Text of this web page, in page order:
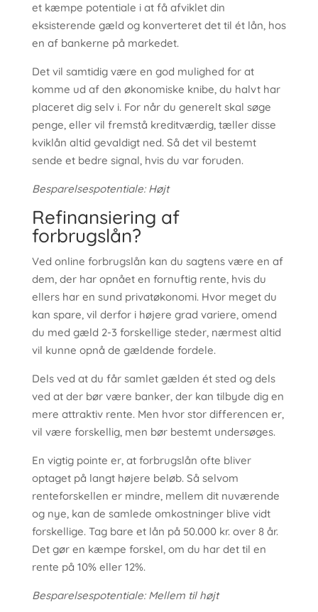
et kæmpe potentiale i at få afviklet din
eksisterende gæld og konverteret det til ét lån, hos
en af bankerne på markedet.
Det vil samtidig være en god mulighed for at
komme ud af den økonomiske knibe, du halvt har
placeret dig selv i. For når du generelt skal søge
penge, eller vil fremstå kreditværdig, tæller disse
kviklån altid gevaldigt ned. Så det vil bestemt
sende et bedre signal, hvis du var foruden.
Besparelsespotentiale: Højt
Refinansiering af
forbrugslån?
Ved online forbrugslån kan du sagtens være en af
dem, der har opnået en fornuftig rente, hvis du
ellers har en sund privatøkonomi. Hvor meget du
kan spare, vil derfor i højere grad variere, omend
du med gæld 2-3 forskellige steder, nærmest altid
vil kunne opnå de gældende fordele.
Dels ved at du får samlet gælden ét sted og dels
ved at der bør være banker, der kan tilbyde dig en
mere attraktiv rente. Men hvor stor differencen er,
vil være forskellig, men bør bestemt undersøges.
En vigtig pointe er, at forbrugslån ofte bliver
optaget på langt højere beløb. Så selvom
renteforskellen er mindre, mellem dit nuværende
og nye, kan de samlede omkostninger blive vidt
forskellige. Tag bare et lån på 50.000 kr. over 8 år.
Det gør en kæmpe forskel, om du har det til en
rente på 10% eller 12%.
Besparelsespotentiale: Mellem til højt